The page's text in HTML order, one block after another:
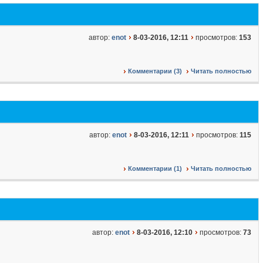
автор: enot 8-03-2016, 12:11 просмотров: 153
Комментарии (3) Читать полностью
автор: enot 8-03-2016, 12:11 просмотров: 115
Комментарии (1) Читать полностью
автор: enot 8-03-2016, 12:10 просмотров: 73